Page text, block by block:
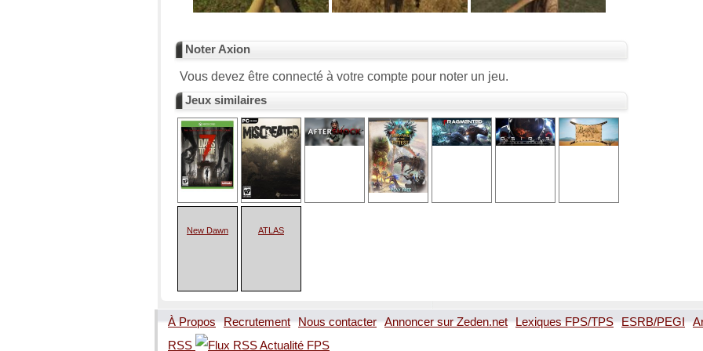
Noter Axion
Vous devez être connecté à votre compte pour noter un jeu.
Jeux similaires
New Dawn ATLAS
À Propos Recrutement Nous contacter Annoncer sur Zeden.net Lexiques FPS/TPS ESRB/PEGI
RSS